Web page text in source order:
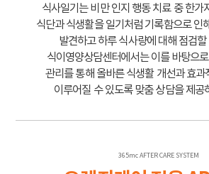
식사일기는 비만 인지 행동 치료 중 한가
식단과 식생활을 일기처럼 기록함으로 인
발견하고 하루 식사량에 대해 점검할
식이영양상담센터에서는 이를 바탕으
관리를 통해 올바른 식생활 개선과 효과
이루어질 수 있도록 맞춤 상담을 제공
365mc AFTER CARE SYSTEM